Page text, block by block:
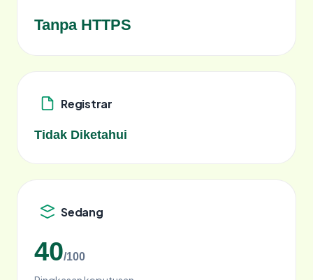
Tanpa HTTPS
Registrar
Tidak Diketahui
Sedang
40/100